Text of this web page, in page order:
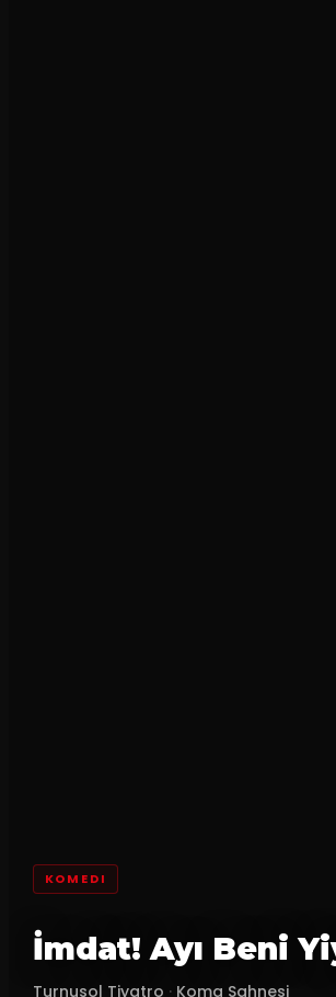
KOMEDI
İmdat! Ayı Beni
Turnusol Tiyatro · Koma Sahnesi